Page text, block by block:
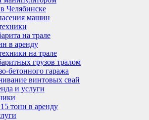
Челябинске
машин
на трале
в аренду
на трале
грузов тралом
бетонного гаража
винтовых свай
и услуги
тонн в аренду